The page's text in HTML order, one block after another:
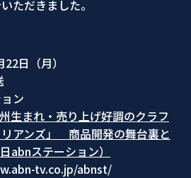
ただきました。
日（月）
ン
生まれ・売り上げ好調のクラフ
リアンズ」 商品開発の舞台裏と
abnステーション）
tv.co.jp/abnst/